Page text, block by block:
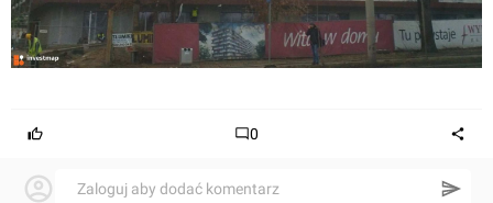
0
Zaloguj aby dodać komentarz